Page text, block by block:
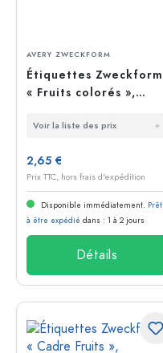
AVERY ZWECKFORM
Étiquettes Zweckform
« Fruits colorés »,
papier, multicolores
Voir la liste des prix
2,65 €
Prix TTC, hors frais d'expédition
Disponible immédiatement. Prêt
à être expédié dans : 1 à 2 jours
Détails